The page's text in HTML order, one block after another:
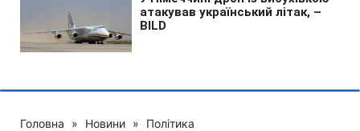
Головна » Новини » Політика